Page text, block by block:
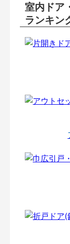
室内ドア
ランキン